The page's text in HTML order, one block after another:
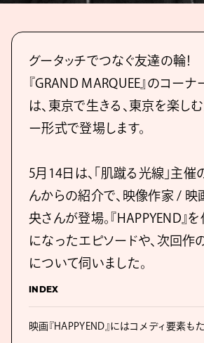
グータッチでつなぐ友達の輪！
『GRAND MARQUEE』のコーナ
は、東京で生きる、東京を楽し
ー形式で登場します。
5月14日は、「肌蹴る光線」主
んからの紹介で、映像作家 /
央さんが登場。『HAPPYEND』
になったエピソードや、次回作
について伺いました。
INDEX
映画『HAPPYEND』にはコメディ要素も